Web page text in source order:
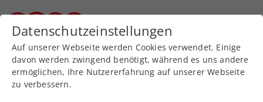
Zurück zur Newsübersicht
Turniere
Datenschutzeinstellungen
Auf unserer Webseite werden Cookies verwendet. Einige
davon werden zwingend benötigt, während es uns andere
ermöglichen, Ihre Nutzererfahrung auf unserer Webseite
zu verbessern.